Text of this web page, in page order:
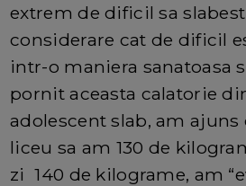
extrem de dificil sa
considerare cat de dificil
intr-o maniera sanatoasa
pornit aceasta calatorie
adolescent slab, am
liceu sa am 130 de
zi 140 de kilograme, am